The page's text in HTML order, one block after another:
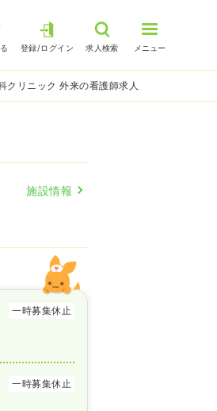
登録/ログイン 求人検索 メニュー
クリニック 外来の看護師求人
施設情報
一時募集休止
一時募集休止